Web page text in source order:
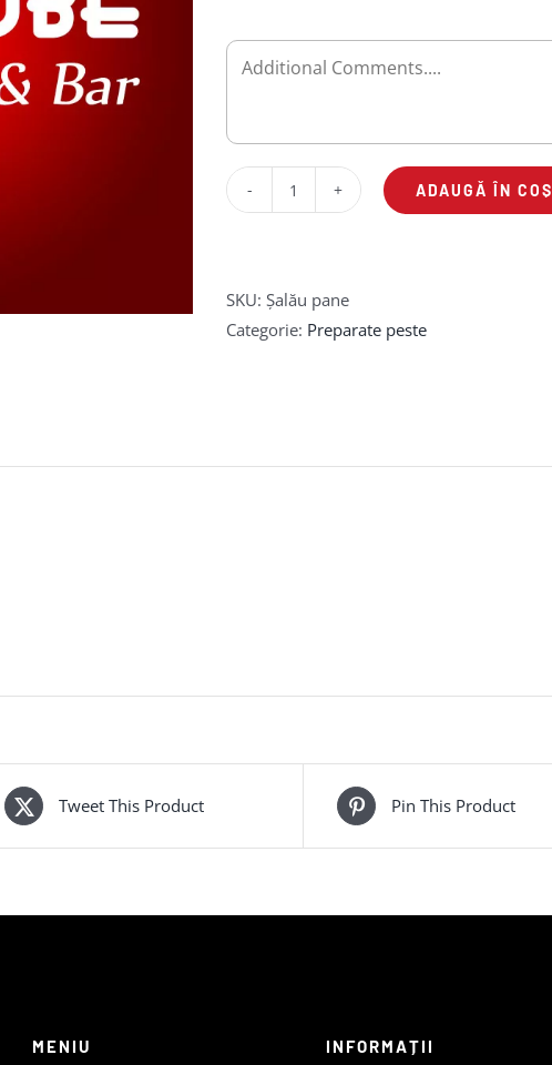
Cantitate
ADAUGĂ ÎN COȘ
SKU: Șalău pane
Categorie: Preparate peste
Tweet This Product Pin This Product
MENIU
INFORMAȚII